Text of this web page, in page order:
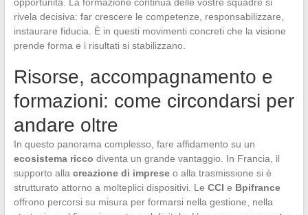
rivela decisiva: far crescere le competenze, responsabilizzare,
instaurare fiducia. È in questi movimenti concreti che la visione
prende forma e i risultati si stabilizzano.
Risorse, accompagnamento e
formazioni: come circondarsi per
andare oltre
In questo panorama complesso, fare affidamento su un
ecosistema ricco diventa un grande vantaggio. In Francia, il
supporto alla creazione di impreseo alla trasmissione si è
strutturato attorno a molteplici dispositivi. Le CCI e Bpifrance
offrono percorsi su misura per formarsi nella gestione, nella